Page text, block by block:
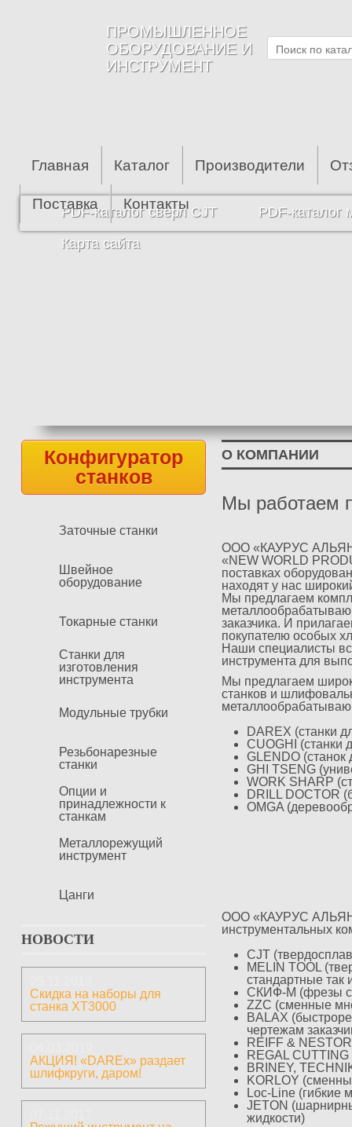
ПРОМЫШЛЕННОЕ
ОБОРУДОВАНИЕ И
ИНСТРУМЕНТ
Главная Каталог Производители
Поставка Контакты
PDF-каталог сверл CJT
PDF-каталог
Карта сайта
Конфигуратор
станков
Заточные станки
Швейное
оборудование
Токарные станки
Станки для
изготовления
инструмента
Модульные трубки
Резьбонарезные
станки
Опции и
принадлежности к
станкам
Металлорежущий
инструмент
Цанги
НОВОСТИ
Скидка на наборы для
станка ХТ3000
АКЦИЯ! «DAREx» раздает
шлифкруги, даром!
О КОМПАНИИ
Мы работаем
ООО «КАУРУС
«NEW WORLD
поставках
находят у нас
Мы предлагаем
заказчика. И
покупателю особых
Наши специалисты
инструмента для
Мы предлагаем
станков и
DAREX (станки
CUOGHI (станки
GLENDO (станок
GHI TSENG
WORK SHARP
DRILL DOCTOR
OMGA
ООО «КАУРУС
инструментальных
CJT
MELIN TOOL
стандартные так
СКИФ-М (фрезы
ZZC (сменные
BALAX
чертежам
REIFF &
REGAL
BRINEY,
KORLOY
Loc-Line (гибкие
JETON
жидкости)